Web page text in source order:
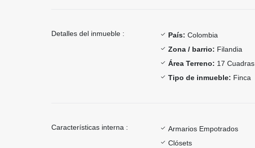
Detalles del inmueble : País: Colombia
Zona / barrio: Filandia
Área Terreno: 17 Cuadras
Tipo de inmueble: Finca
Características interna : Armarios Empotrados
Clósets